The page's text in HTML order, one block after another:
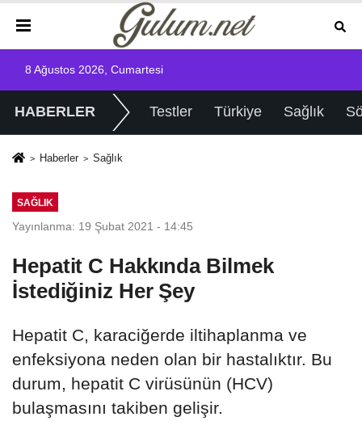
8 Ağustos 2026, Cumartesi
HABERLER Testler Türkiye Sağlık
Haberler Sağlık
SAĞLIK
Yayınlanma: 19 Şubat 2021 - 14:45
Hepatit C Hakkında Bilmek
İstediğiniz Her Şey
Hepatit C, karaciğerde iltihaplanma ve
enfeksiyona neden olan bir hastalıktır. Bu
durum, hepatit C virüsünün (HCV)
bulaşmasını takiben gelişir.